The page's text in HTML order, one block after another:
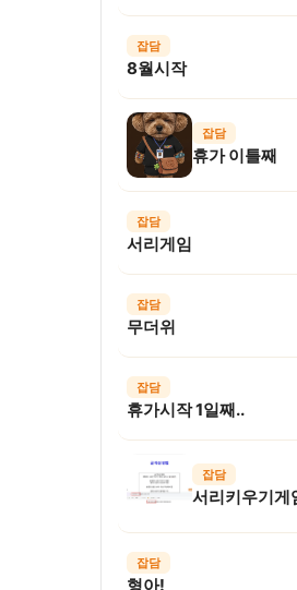
잡담
8월시작
잡담
휴가 이틀째
잡담
서리게임
잡담
무더위
잡담
휴가시작 1일째..
잡담
서리키우기게
잡담
형아!